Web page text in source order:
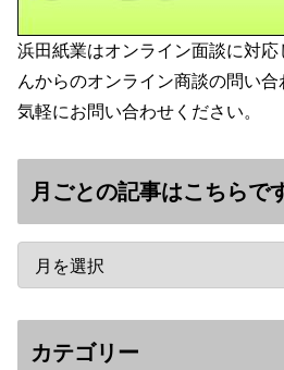
浜田紙業はオンライン面談に対
んからのオンライン商談の問い
気軽にお問い合わせください。
月ごとの記事はこちらで
カテゴリー